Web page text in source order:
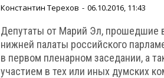
Константин Терехов - 06.10.2016, 11:43
Депутаты от Марий Эл, прошедшие
нижней палаты российского
в первом пленарном заседании, а
участием в тех или иных думских